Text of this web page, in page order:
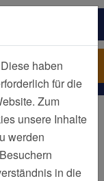
haben
für die
Zum
unsere Inhalte
werden
in die